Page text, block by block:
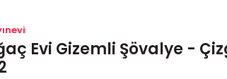
Evi Gizemli Şövalye -